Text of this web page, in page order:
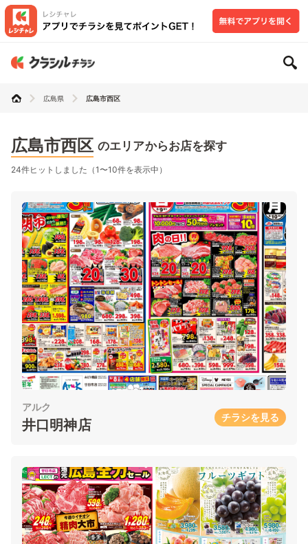
広島県 広島市西区
広島市西区 のエリアからお店を探す
24件ヒットしました（1〜10件を表示中）
アルク
井口明神店 チラシを見る